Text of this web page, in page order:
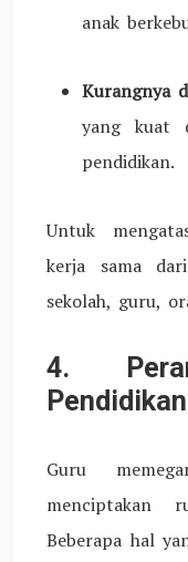
anak
Kurangnya
yang kuat
pendidikan.
Untuk
kerja sama
sekolah, guru,
4.
Guru
menciptakan
Beberapa hal